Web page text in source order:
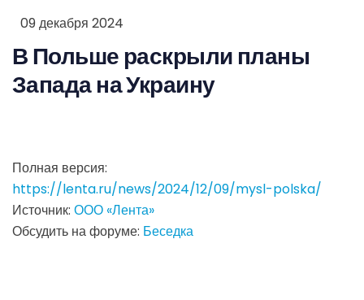
09 декабря 2024
В Польше раскрыли планы
Запада на Украину
Полная версия:
https://lenta.ru/news/2024/12/09/mysl-polska/
Источник: ООО «Лента»
Обсудить на форуме: Беседка